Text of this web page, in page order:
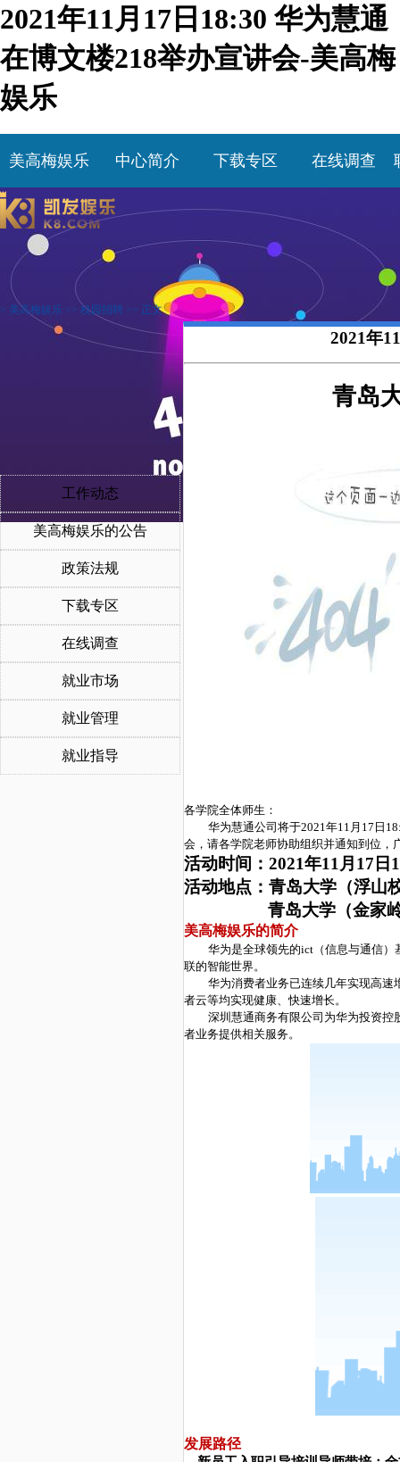
2021年11月17日18:30 华为慧通
在博文楼218举办宣讲会-美高梅
娱乐
美高梅娱乐 中心简介 下载专区 在线调查
> 美高梅娱乐 >> 校园招聘 >> 正文
工作动态
美高梅娱乐的公告
政策法规
下载专区
在线调查
就业市场
就业管理
就业指导
2021年
青岛
各学院全体师生 ：
华为慧通公司将于2021年11月17 日
会 ， 请各学院老师协助组织并通知到位 ，
活动时间： 2021年11月17 日
活动地点：青岛大学 （浮山
青岛大学 （金家
美高梅娱乐的简介
华为是全球领先的ict （信息与通信
联的智能世界。
华为消费者业务已连续几年实现高
者云等均实现健康、快速增长。
深圳慧通商务有限公司为华为投资
者业务提供相关服务。
发展路径